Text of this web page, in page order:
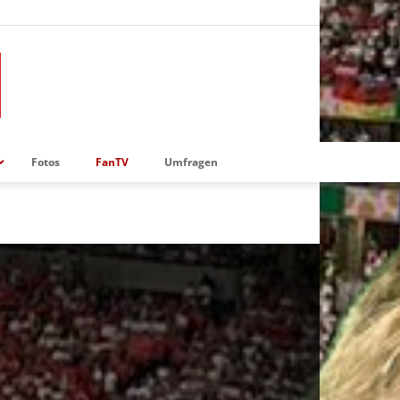
Fotos FanTV Umfragen